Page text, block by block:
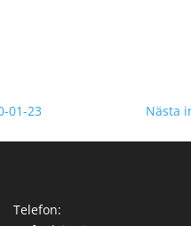
01-23 Nästa
Telefon: